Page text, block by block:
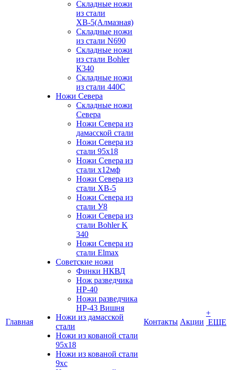
Главная
Складные ножи
из стали
ХВ-5(Алмазная)
Складные ножи
из стали N690
Складные ножи
из стали Bohler
К340
Складные ножи
из стали 440С
Ножи Севера
Складные ножи
Севера
Ножи Севера из
дамасской стали
Ножи Севера из
стали 95х18
Ножи Севера из
стали х12мф
Ножи Севера из
стали ХВ-5
Ножи Севера из
стали У8
Ножи Севера из
стали Bohler K
340
Ножи Севера из
стали Elmax
Советские ножи
Финки НКВД
Нож разведчика
НР-40
Ножи разведчика
НР-43 Вишня
Ножи из дамасской
стали
Ножи из кованой стали
95х18
Ножи из кованой стали
9хс
Контакты Акции
+
ЕЩЕ